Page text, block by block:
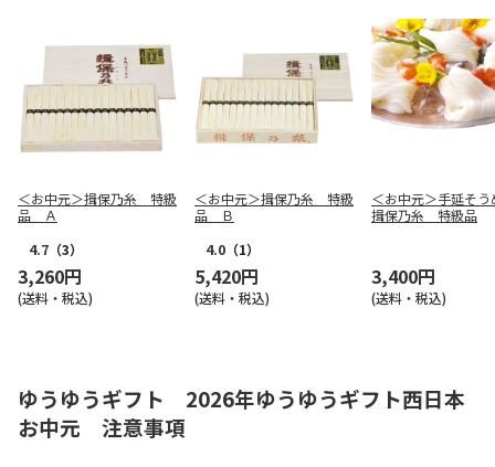
＜お中元＞揖保乃糸 特級
品 Ａ
4.7 （3）
3,260円
(送料・税込)
＜お中元＞揖保乃糸 特級
品 Ｂ
4.0 （1）
5,420円
(送料・税込)
＜お中元＞手延そ
揖保乃糸 特級品
3,400円
(送料・税込)
ゆうゆうギフト 2026年ゆうゆうギフト西日本
お中元 注意事項